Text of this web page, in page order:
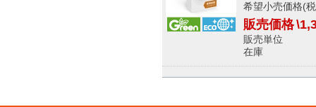
希望小売価格(
販売価格
販売単
在庫